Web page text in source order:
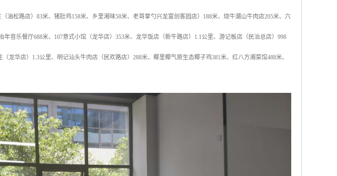
油松路店）83米、猪肚鸡158米、乡里湘味58米、老哥掌勺兴龙富创客园店）188米、烧牛潮山牛肉店205米、六
音乐餐厅688米、107意式小馆（龙华店）353米、龙华饭店（新牛路店）1.1公里、游记板店（民治总店）998
龙华店）1.3公里、明记汕头牛肉店（民欢路店）288米、椰里椰气原生态椰子鸡381米、红八方湘菜馆488米、